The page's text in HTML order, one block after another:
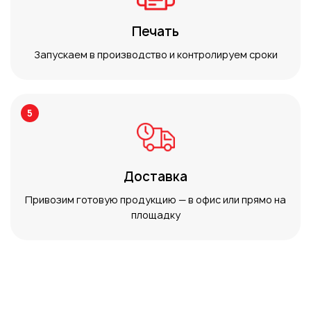
Печать
Запускаем в производство и контролируем сроки
5
Доставка
Привозим готовую продукцию — в офис или прямо на
площадку